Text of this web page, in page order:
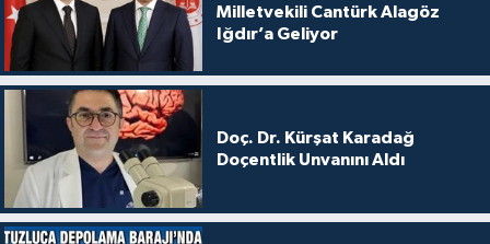
Milletvekili Cantürk Alagöz
Iğdır’a Geliyor
Doç. Dr. Kürşat Karadağ
Doçentlik Unvanını Aldı